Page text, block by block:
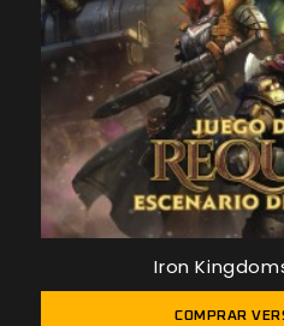
Iron
COMPRAR